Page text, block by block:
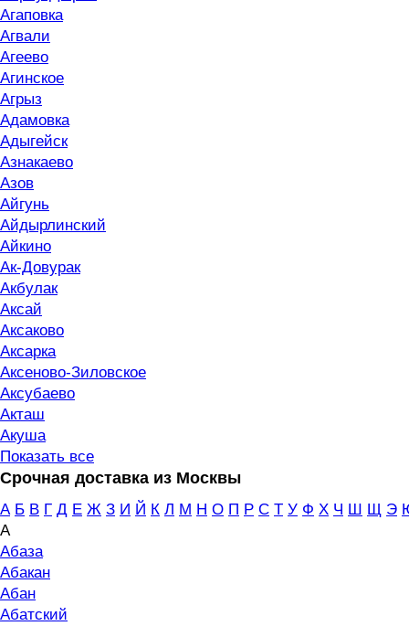
Агаповка
Агвали
Агеево
Агинское
Агрыз
Адамовка
Адыгейск
Азнакаево
Азов
Айгунь
Айдырлинский
Айкино
Ак-Довурак
Акбулак
Аксай
Аксаково
Аксарка
Аксеново-Зиловское
Аксубаево
Акташ
Акуша
Показать все
Срочная доставка из Москвы
А Б В Г Д Е Ж З И Й К Л М Н О П Р С Т У Ф Х Ч Ш Щ Э
А
Абаза
Абакан
Абан
Абатский